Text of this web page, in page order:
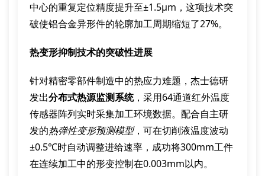
中心的重复定位精度提升至±1.5μm，这项技术突
破使铝合金异形件的轮廓加工周期缩短了27%。
热变形抑制技术的突破性进展
针对精密零部件制造中的热应力难题，杰士德研
发出分布式热源监测系统，采用64通道红外温度
传感器阵列实时采集加工环境数据。配合自主研
发的热弹性变形预测模型，可在切削液温度波动
±0.5℃时自动调整进给速率，成功将300mm工件
在连续加工中的形变控制在0.003mm以内。